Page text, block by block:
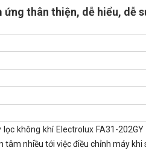
ứng thân thiện, dễ hiểu, dễ
không khí Electrolux FA31-
nhiều tới việc điều chỉnh máy khi